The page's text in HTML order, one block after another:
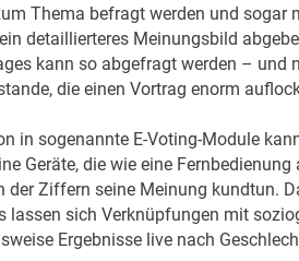
Thema befragt werden und sogar
detaillierteres Meinungsbild
kann so abgefragt werden – und
die einen Vortrag enorm
in sogenannte E-Voting-Module
Geräte, die wie eine
der Ziffern seine Meinung kundtun.
lassen sich Verknüpfungen mit
Ergebnisse live nach